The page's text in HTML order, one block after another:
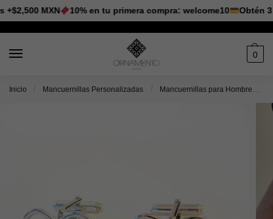
MXN 10% en tu primera compra: welcome10 Obtén 3
0
Inicio Mancuernillas Personalizadas Mancuernillas para Hombre